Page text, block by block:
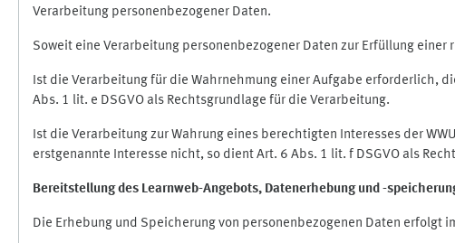
Verarbeitung personenbezogener Daten.
Soweit eine Verarbeitung personenbezogener Daten zur Erfüllung
Ist die Verarbeitung für die Wahrnehmung einer Aufgabe erforderlich,
Abs. 1 lit. e DSGVO als Rechtsgrundlage für die Verarbeitung.
Ist die Verarbeitung zur Wahrung eines berechtigten Interesses der
erstgenannte Interesse nicht, so dient Art. 6 Abs. 1 lit. f DSGVO als
Bereitstellung des Learnweb-Angebots, Datenerhebung und -
Die Erhebung und Speicherung von personenbezogenen Daten erfolgt